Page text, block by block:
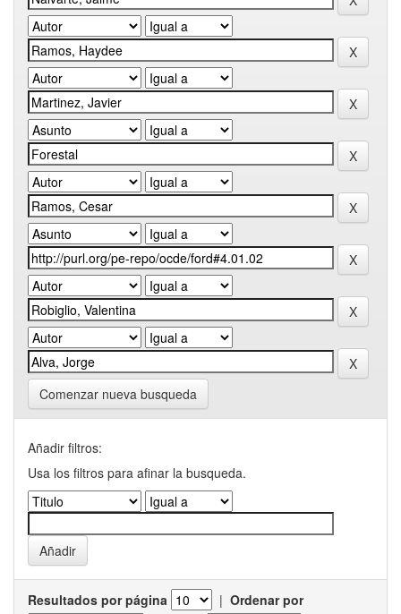
Comenzar nueva busqueda
Añadir filtros:
Usa los filtros para afinar la busqueda.
Resultados por página | Ordenar por